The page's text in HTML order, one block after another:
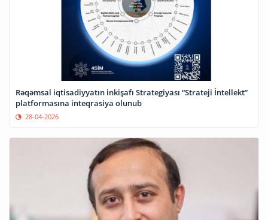
Rəqəmsal iqtisadiyyatın inkişafı Strategiyası “Strateji İntellekt”
platformasına inteqrasiya olunub
28-04-2026